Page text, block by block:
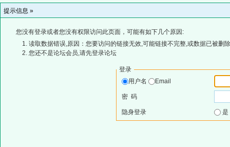
提示信息 »
您没有登录或者您没有权限访问此页面，可能有如下几个原因:
读取数据错误,原因：您要访问的链接无效,可能链接不完整,或数据已被删
您还不是论坛会员,请先登录论坛
登录
用户名
Email
密 码
隐身登录